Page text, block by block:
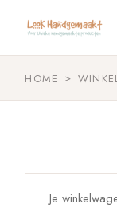
content
HOME
Je